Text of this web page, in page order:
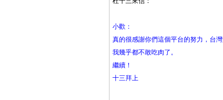
小歡：
真的很感謝你們這個平台的努力，台
我幾乎都不敢吃肉了。
繼續！
十三拜上